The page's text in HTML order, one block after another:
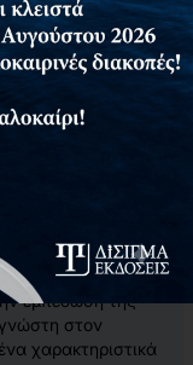
στην γλώσσα
τις βασικές
νέες τεχνικές
της
άλλες γλώσσες
της. Για
από τον
απλό και άμεσο,
τα
εμπέδωση της
στον
χαρακτηριστικά